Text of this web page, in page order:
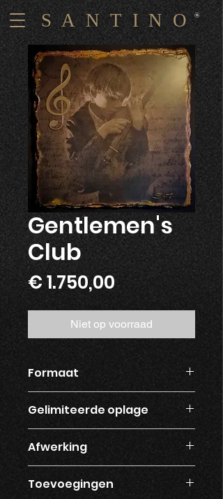
®
S A N T I N O
Gentlemen's
Club
€ 1.750,00Prijs
Niet op voorraad
Formaat
Gelimiteerde oplage
Afwerking
Toevoegingen